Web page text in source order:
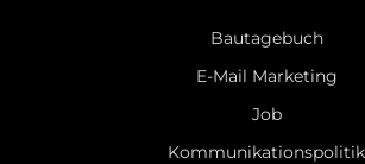
Bautagebuch
E-Mail Marketing
Job
Kommunikationspolitik